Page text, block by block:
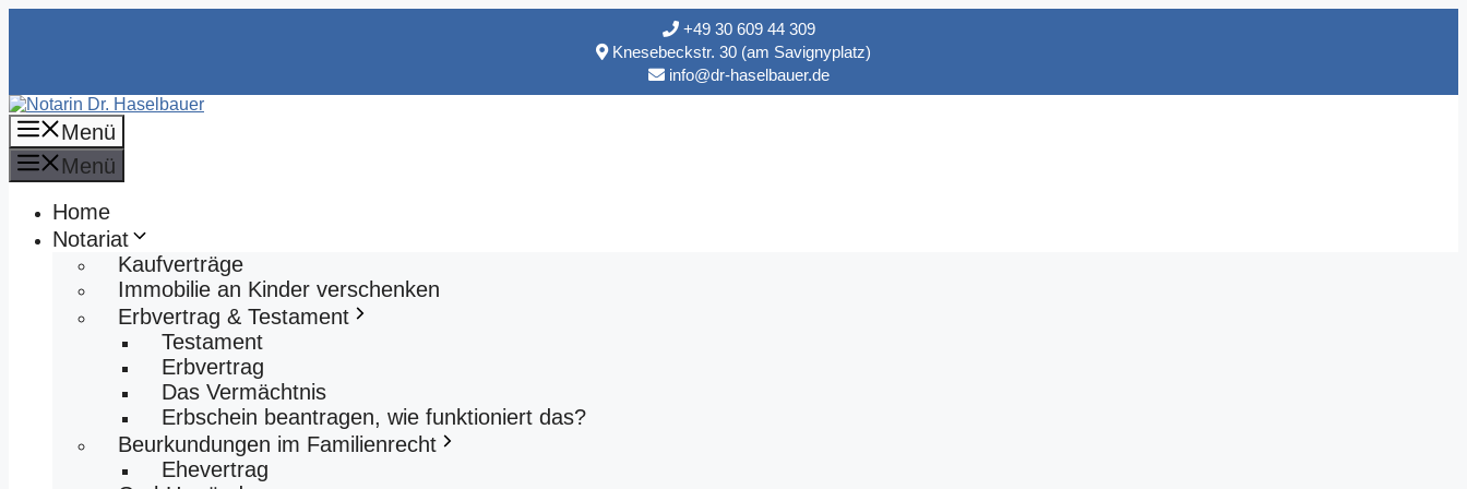
+49 30 609 44 309
Knesebeckstr. 30 (am Savignyplatz)
info@dr-haselbauer.de
Menü
Menü
Home
Notariat
Kaufverträge
Immobilie an Kinder verschenken
Erbvertrag & Testament
Testament
Erbvertrag
Das Vermächtnis
Erbschein beantragen, wie funktioniert das?
Beurkundungen im Familienrecht
Ehevertrag